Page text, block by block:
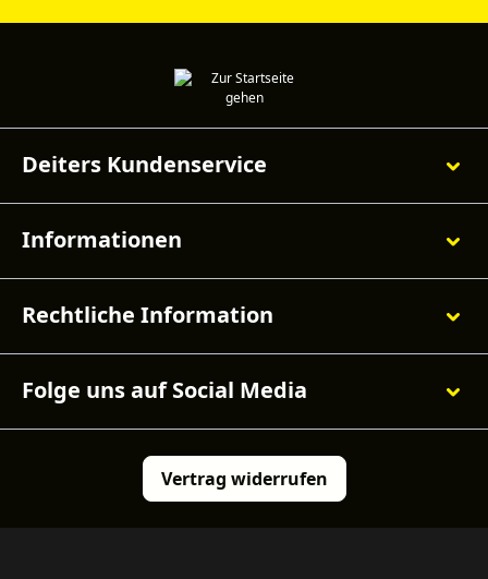
Deiters Kundenservice
Informationen
Rechtliche Information
Folge uns auf Social Media
Vertrag widerrufen